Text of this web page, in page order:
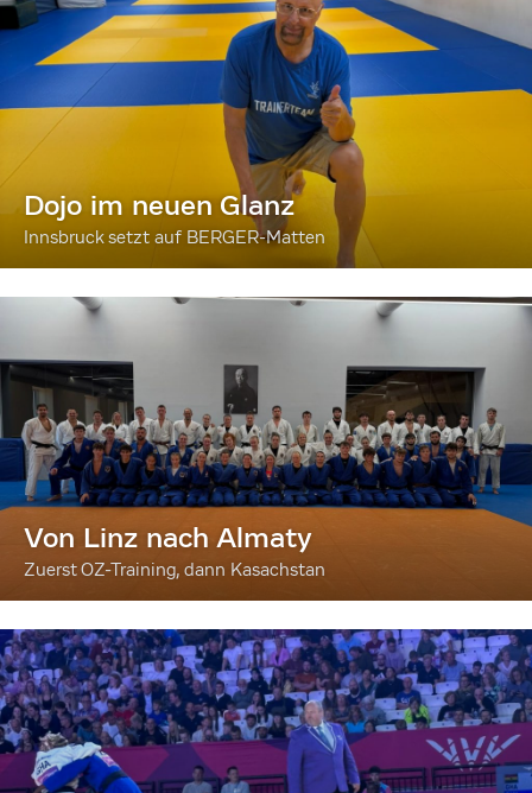
Dojo im neuen Glanz
Innsbruck setzt auf BERGER-Matten
Von Linz nach Almaty
Zuerst OZ-Training, dann Kasachstan